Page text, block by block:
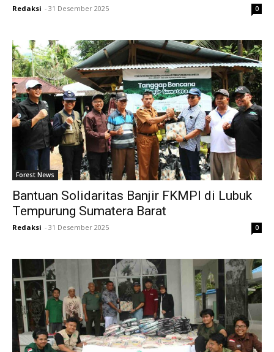
Redaksi - 31 Desember 2025 0
Forest News
Bantuan Solidaritas Banjir FKMPI di Lubuk
Tempurung Sumatera Barat
Redaksi - 31 Desember 2025 0